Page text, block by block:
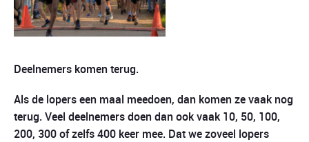
Deelnemers komen terug.
Als de lopers een maal meedoen, dan komen ze vaak nog
terug. Veel deelnemers doen dan ook vaak 10, 50, 100,
200, 300 of zelfs 400 keer mee. Dat we zoveel lopers